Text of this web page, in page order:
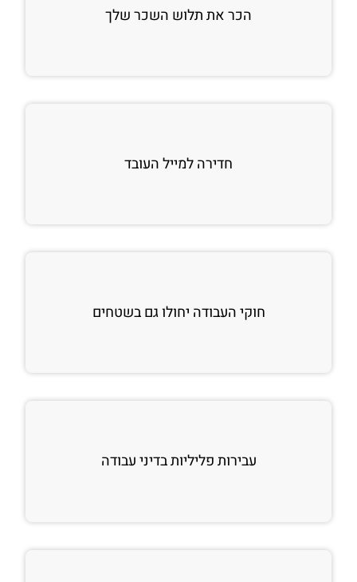
הכר את תלוש השכר שלך
חדירה למייל העובד
חוקי העבודה יחולו גם בשטחים
עבירות פליליות בדיני עבודה